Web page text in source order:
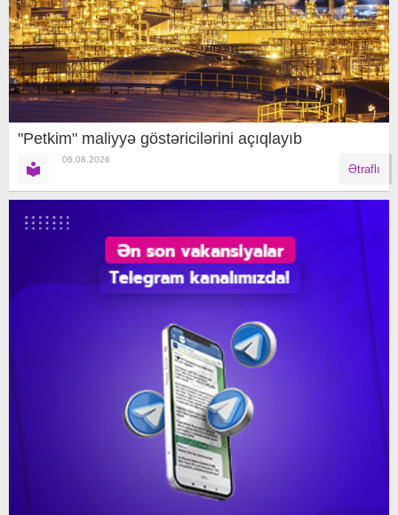
"Petkim" maliyyə göstəricilərini açıqlayıb
06.08.2026
Ətraflı